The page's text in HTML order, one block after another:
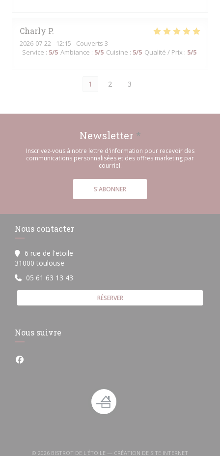
Charly P
2026-07-22 - 12:15 - Couverts 3
Service : 5/5 Ambiance : 5/5 Cuisine : 5/5 Qualité / Prix : 5/5
1 2 3
Newsletter *
Inscrivez-vous à notre lettre d'information pour recevoir des
communications personnalisées et des offres marketing par
courriel.
S'ABONNER
Nous contacter
6 rue de l'etoile
31000 toulouse
05 61 63 13 43
RÉSERVER
Nous suivre
Facebook ((ouvre une nouvelle fenêtre))
© 2026 BISTROT DE L'ÉTOILE — CRÉATION DE SITE INTERNET